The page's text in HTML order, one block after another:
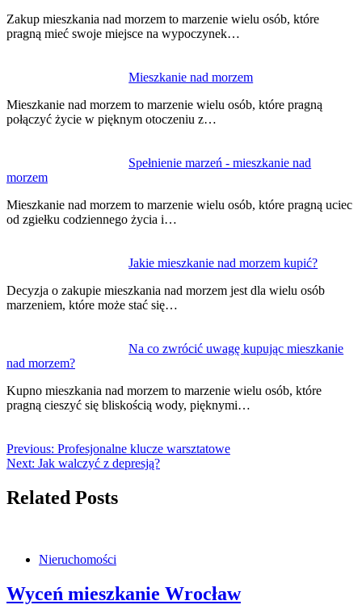
Zakup mieszkania nad morzem to marzenie wielu osób, które
pragną mieć swoje miejsce na wypoczynek…
Mieszkanie nad morzem
Mieszkanie nad morzem to marzenie wielu osób, które pragną
połączyć życie w pięknym otoczeniu z…
Spełnienie marzeń - mieszkanie nad
morzem
Mieszkanie nad morzem to marzenie wielu osób, które pragną uciec
od zgiełku codziennego życia i…
Jakie mieszkanie nad morzem kupić?
Decyzja o zakupie mieszkania nad morzem jest dla wielu osób
marzeniem, które może stać się…
Na co zwrócić uwagę kupując mieszkanie
nad morzem?
Kupno mieszkania nad morzem to marzenie wielu osób, które
pragną cieszyć się bliskością wody, pięknymi…
wpisu
Previous: Profesjonalne klucze warsztatowe
Next: Jak walczyć z depresją?
Related Posts
Nieruchomości
Wyceń mieszkanie Wrocław